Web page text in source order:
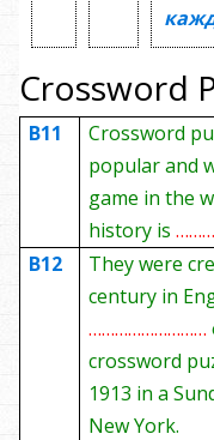
Crossword
B11
Crossword
popular and
game in the
history is
B12
They were
century in
………………………
crossword
1913 in a
New York.